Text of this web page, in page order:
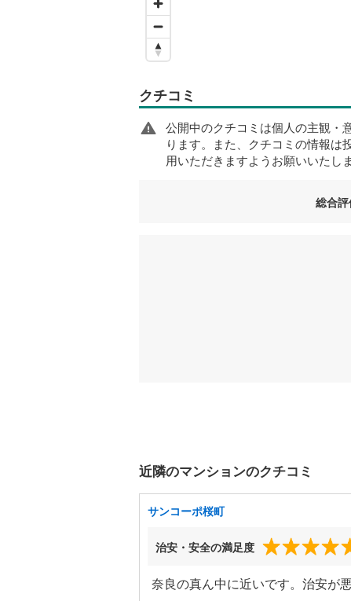
クチコミ
公開中のクチコミは個人の主観・
ります。また、クチコミの情報は
用いただきますようお願いいたしま
総合評
近隣のマンションのクチコミ
サンコーポ桜町
治安・安全の満足度
奈良の真ん中に近いです。治安が